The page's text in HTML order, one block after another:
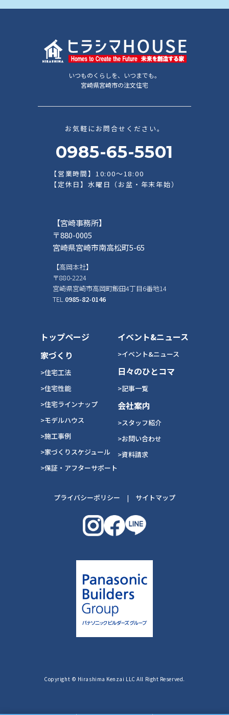
いつものくらしを、いつまでも。
宮崎県宮崎市の注文住宅
お気軽にお問合せください。
0985-65-5501
【営業時間】10:00～18:00
【定休日】水曜日（お盆・年末年始）
【宮崎事務所】
〒880-0005
宮崎県宮崎市南高松町5-65
【高岡本社】
〒880-2224
宮崎県宮崎市高岡町飯田4丁目6番地14
TEL. 0985-82-0146
トップページ
家づくり
>住宅工法
>住宅性能
>住宅ラインナップ
>モデルハウス
>施工事例
>家づくりスケジュール
>保証・アフターサポート
イベント&ニュース
>イベント&ニュース
日々のひとコマ
>記事一覧
会社案内
>スタッフ紹介
>お問い合わせ
>資料請求
プライバシーポリシー | サイトマップ
Copyright © Hirashima Kenzai LLC All Right Reserved.